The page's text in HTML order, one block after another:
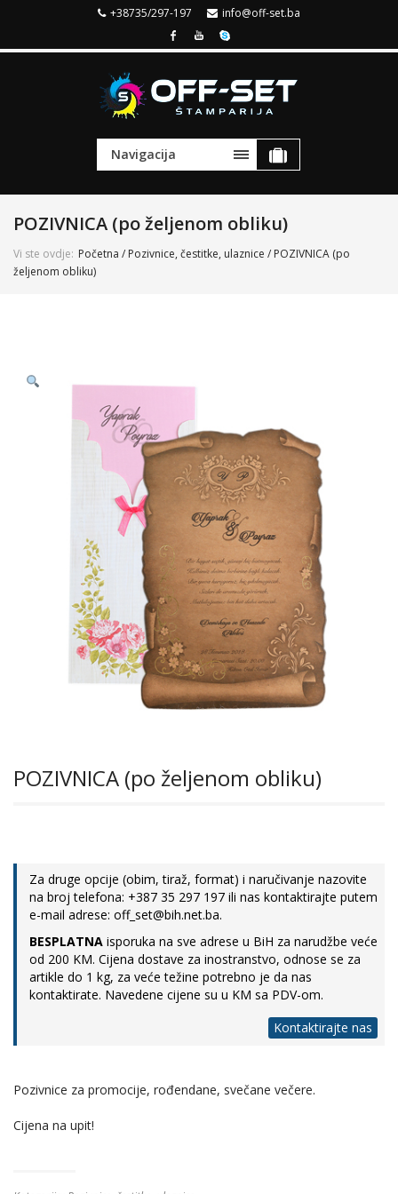
+38735/297-197 info@off-set.ba
Navigacija
POZIVNICA (po željenom obliku)
Vi ste ovdje: Početna / Pozivnice, čestitke, ulaznice / POZIVNICA (po
željenom obliku)
POZIVNICA (po željenom obliku)
Za druge opcije (obim, tiraž, format) i naručivanje nazovite
na broj telefona: +387 35 297 197 ili nas kontaktirajte putem
e-mail adrese: off_set@bih.net.ba.
BESPLATNA isporuka na sve adrese u BiH za narudžbe veće
od 200 KM. Cijena dostave za inostranstvo, odnose se za
artikle do 1 kg, za veće težine potrebno je da nas
kontaktirate. Navedene cijene su u KM sa PDV-om.
Kontaktirajte nas
Pozivnice za promocije, rođendane, svečane večere.
Cijena na upit!